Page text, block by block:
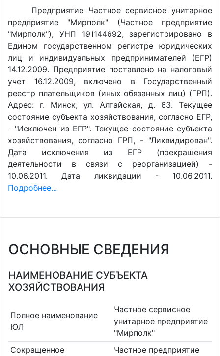
Предприятие Частное сервисное унитарное
предприятие "Мирполк" (Частное предприятие
"Мирполк"), УНП 191144692, зарегистрировано в
Едином государственном регистре юридических
лиц и индивидуальных предпринимателей (ЕГР)
14.12.2009. Предприятие поставлено на налоговый
учет 16.12.2009, включено в Государственный
реестр плательщиков (иных обязанных лиц) (ГРП).
Адрес: г. Минск, ул. Алтайская, д. 63. Текущее
состояние субъекта хозяйствования, согласно ЕГР,
- "Исключен из ЕГР". Текущее состояние субъекта
хозяйствования, согласно ГРП, - "Ликвидирован".
Дата исключения из ЕГР (прекращения
деятельности в связи с реорганизацией) -
10.06.2011. Дата ликвидации - 10.06.2011.
Подробнее...
ОСНОВНЫЕ СВЕДЕНИЯ
НАИМЕНОВАНИЕ СУБЪЕКТА
ХОЗЯЙСТВОВАНИЯ
Полное наименование
ЮЛ
Частное сервисное
унитарное предприятие
"Мирполк"
Сокращенное
Частное предприятие